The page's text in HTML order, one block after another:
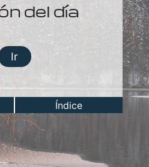
del día
Ir
Índice